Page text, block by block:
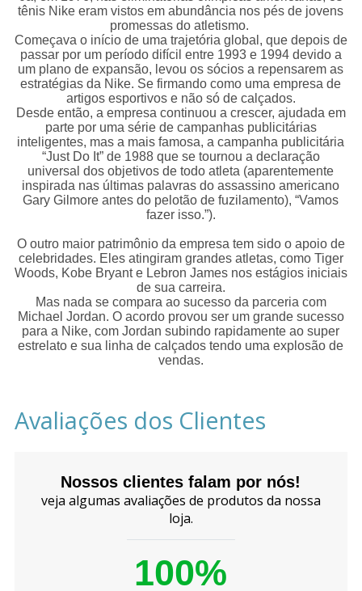
tênis Nike eram vistos em abundância nos pés de jovens
promessas do atletismo.
Começava o início de uma trajetória global, que depois de
passar por um período difícil entre 1993 e 1994 devido a
um plano de expansão, levou os sócios a repensarem as
estratégias da Nike. Se firmando como uma empresa de
artigos esportivos e não só de calçados.
Desde então, a empresa continuou a crescer, ajudada em
parte por uma série de campanhas publicitárias
inteligentes, mas a mais famosa, a campanha publicitária
“Just Do It” de 1988 que se tournou a declaração
universal dos objetivos de todo atleta (aparentemente
inspirada nas últimas palavras do assassino americano
Gary Gilmore antes do pelotão de fuzilamento), “Vamos
fazer isso.”).
O outro maior patrimônio da empresa tem sido o apoio de
celebridades. Eles atingiram grandes atletas, como Tiger
Woods, Kobe Bryant e Lebron James nos estágios iniciais
de sua carreira.
Mas nada se compara ao sucesso da parceria com
Michael Jordan. O acordo provou ser um grande sucesso
para a Nike, com Jordan subindo rapidamente ao super
estrelato e sua linha de calçados tendo uma explosão de
vendas.
Avaliações dos Clientes
Nossos clientes falam por nós!
veja algumas avaliações de produtos da nossa
loja.
100%